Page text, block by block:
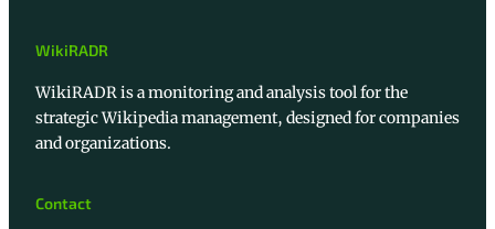
WikiRADR
WikiRADR is a monitoring and analysis tool for the
strategic Wikipedia management, designed for companies
and organizations.
Contact